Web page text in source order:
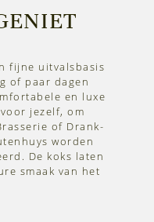
fijne uitvalsbasis
of paar dagen
en luxe
jezelf, om
of Drank-
worden
De koks laten
smaak van het